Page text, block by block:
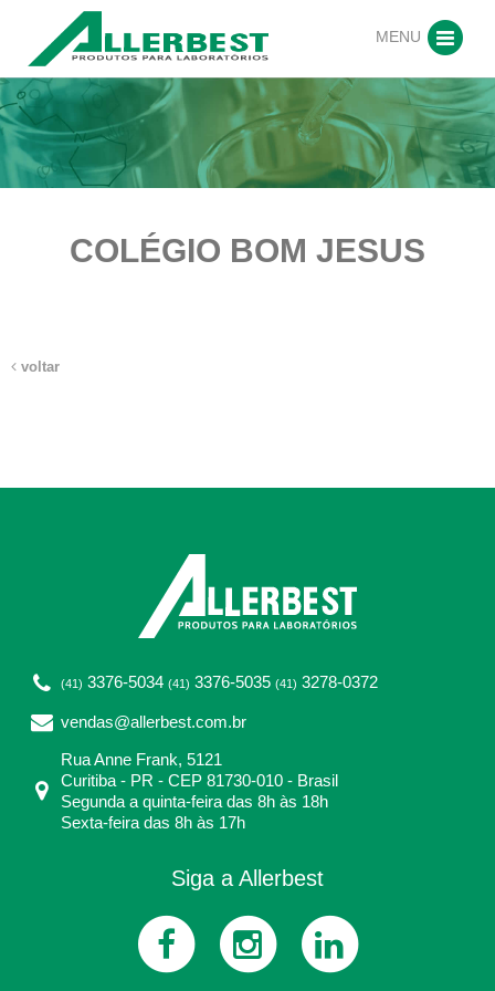
MENU
COLÉGIO BOM JESUS
voltar
(41) 3376-5034 (41) 3376-5035 (41) 3278-0372
vendas@allerbest.com.br
Rua Anne Frank, 5121
Curitiba - PR - CEP 81730-010 - Brasil
Segunda a quinta-feira das 8h às 18h
Sexta-feira das 8h às 17h
Siga a Allerbest